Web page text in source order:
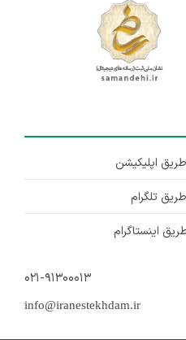
اپلیکیشن
تلگرام
اینستاگرام
۰۲۱-۹۱۳۰۰۰۱۳
info@iranestekhdam.ir